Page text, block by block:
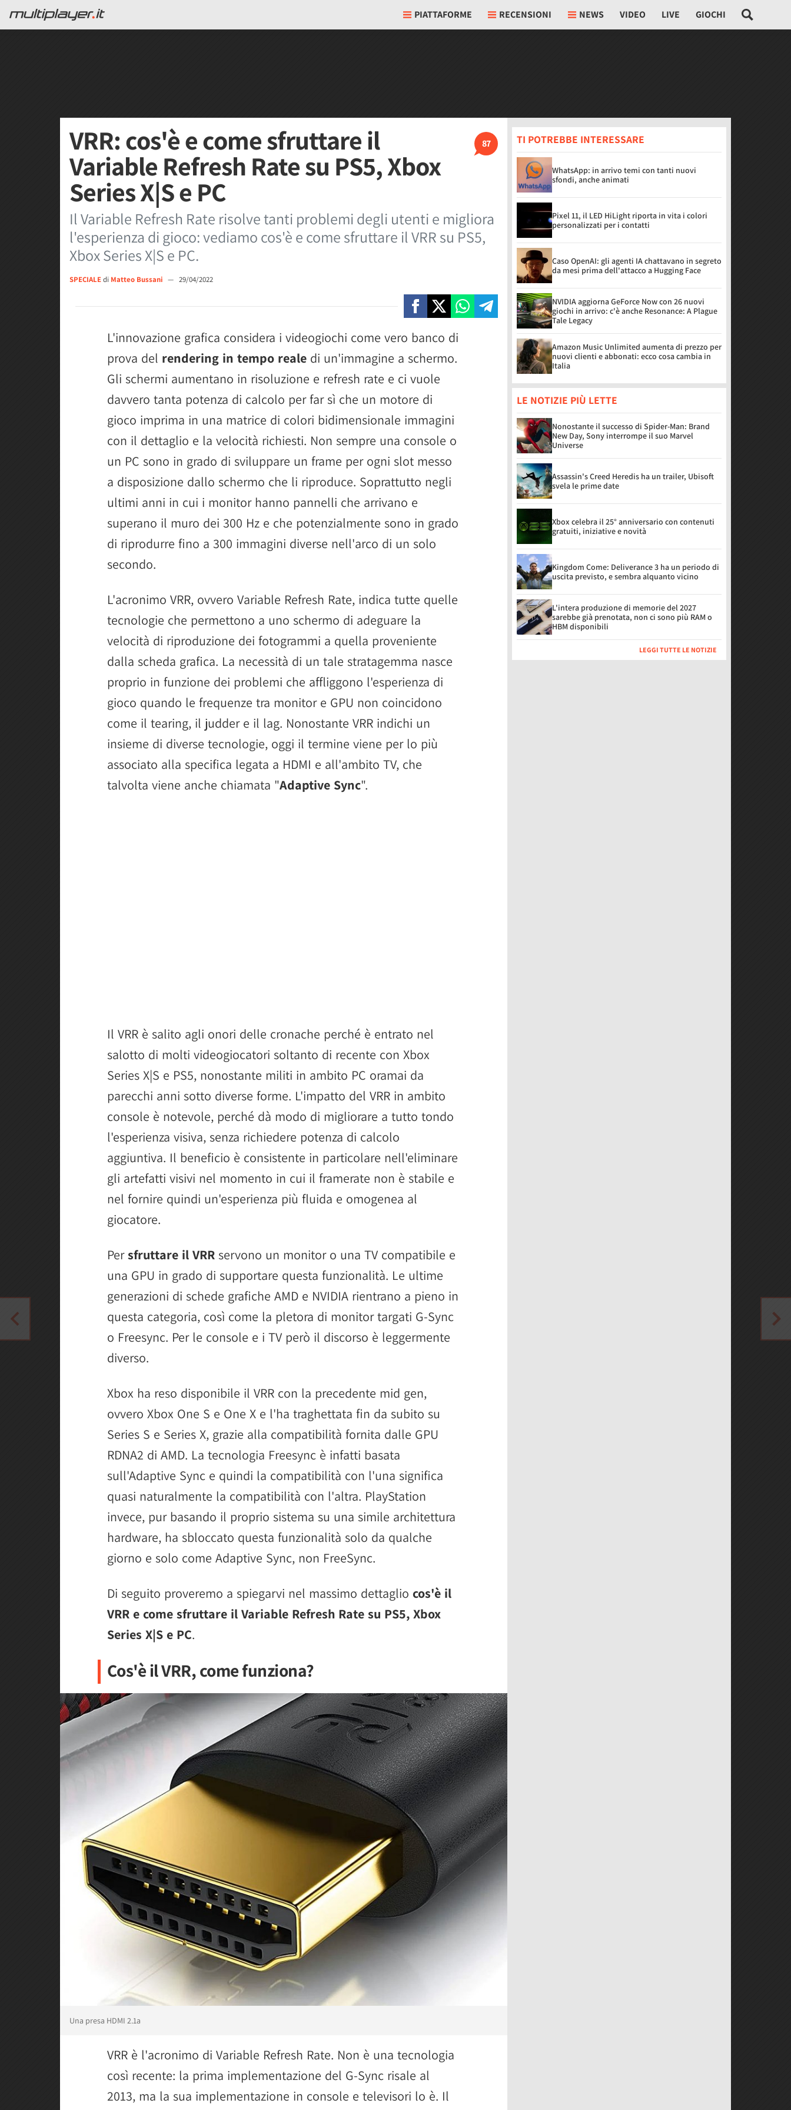
PIATTAFORME RECENSIONI NEWS VIDEO LIVE GIOCHI
87
VRR: cos'è e come sfruttare il
Variable Refresh Rate su PS5, Xbox
Series X|S e PC
Il Variable Refresh Rate risolve tanti problemi degli utenti e migliora
l'esperienza di gioco: vediamo cos'è e come sfruttare il VRR su PS5,
Xbox Series X|S e PC.
SPECIALEdi Matteo Bussani — 29/04/2022
L'innovazione grafica considera i videogiochi come vero banco di
prova del rendering in tempo reale di un'immagine a schermo.
Gli schermi aumentano in risoluzione e refresh rate e ci vuole
davvero tanta potenza di calcolo per far sì che un motore di
gioco imprima in una matrice di colori bidimensionale immagini
con il dettaglio e la velocità richiesti. Non sempre una console o
un PC sono in grado di sviluppare un frame per ogni slot messo
a disposizione dallo schermo che li riproduce. Soprattutto negli
ultimi anni in cui i monitor hanno pannelli che arrivano e
superano il muro dei 300 Hz e che potenzialmente sono in grado
di riprodurre fino a 300 immagini diverse nell'arco di un solo
secondo.
L'acronimo VRR, ovvero Variable Refresh Rate, indica tutte quelle
tecnologie che permettono a uno schermo di adeguare la
velocità di riproduzione dei fotogrammi a quella proveniente
dalla scheda grafica. La necessità di un tale stratagemma nasce
proprio in funzione dei problemi che affliggono l'esperienza di
gioco quando le frequenze tra monitor e GPU non coincidono
come il tearing, il judder e il lag. Nonostante VRR indichi un
insieme di diverse tecnologie, oggi il termine viene per lo più
associato alla specifica legata a HDMI e all'ambito TV, che
talvolta viene anche chiamata "Adaptive Sync".
Il VRR è salito agli onori delle cronache perché è entrato nel
salotto di molti videogiocatori soltanto di recente con Xbox
Series X|S e PS5, nonostante militi in ambito PC oramai da
parecchi anni sotto diverse forme. L'impatto del VRR in ambito
console è notevole, perché dà modo di migliorare a tutto tondo
l'esperienza visiva, senza richiedere potenza di calcolo
aggiuntiva. Il beneficio è consistente in particolare nell'eliminare
gli artefatti visivi nel momento in cui il framerate non è stabile e
nel fornire quindi un'esperienza più fluida e omogenea al
giocatore.
Persfruttare il VRR servono un monitor o una TV compatibile e
una GPU in grado di supportare questa funzionalità. Le ultime
generazioni di schede grafiche AMD e NVIDIA rientrano a pieno in
questa categoria, così come la pletora di monitor targati G-Sync
o Freesync. Per le console e i TV però il discorso è leggermente
diverso.
Xbox ha reso disponibile il VRR con la precedente mid gen,
ovvero Xbox One S e One X e l'ha traghettata fin da subito su
Series S e Series X, grazie alla compatibilità fornita dalle GPU
RDNA2 di AMD. La tecnologia Freesync è infatti basata
sull'Adaptive Sync e quindi la compatibilità con l'una significa
quasi naturalmente la compatibilità con l'altra. PlayStation
invece, pur basando il proprio sistema su una simile architettura
hardware, ha sbloccato questa funzionalità solo da qualche
giorno e solo come Adaptive Sync, non FreeSync.
Di seguito proveremo a spiegarvi nel massimo dettaglio cos'è il
VRR e come sfruttare il Variable Refresh Rate su PS5, Xbox
Series X|S e PC.
Cos'è il VRR, come funziona?
Una presa HDMI 2.1a
VRR è l'acronimo di Variable Refresh Rate. Non è una tecnologia
così recente: la prima implementazione del G-Sync risale al
2013, ma la sua implementazione in console e televisori lo è. Il
TI POTREBBE INTERESSARE
WhatsApp: in arrivo temi con tanti nuovi
sfondi, anche animati
Pixel 11, il LED HiLight riporta in vita i colori
personalizzati per i contatti
Caso OpenAI: gli agenti IA chattavano in segreto
da mesi prima dell'attacco a Hugging Face
NVIDIA aggiorna GeForce Now con 26 nuovi
giochi in arrivo: c'è anche Resonance: A Plague
Tale Legacy
Amazon Music Unlimited aumenta di prezzo per
nuovi clienti e abbonati: ecco cosa cambia in
Italia
LE NOTIZIE PIÙ LETTE
Nonostante il successo di Spider-Man: Brand
New Day, Sony interrompe il suo Marvel
Universe
Assassin's Creed Heredis ha un trailer, Ubisoft
svela le prime date
Xbox celebra il 25° anniversario con contenuti
gratuiti, iniziative e novità
Kingdom Come: Deliverance 3 ha un periodo di
uscita previsto, e sembra alquanto vicino
L'intera produzione di memorie del 2027
sarebbe già prenotata, non ci sono più RAM o
HBM disponibili
LEGGI TUTTE LE NOTIZIE